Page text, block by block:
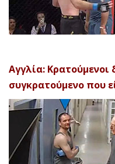
Αγγλία:
συγκρατούμενο που